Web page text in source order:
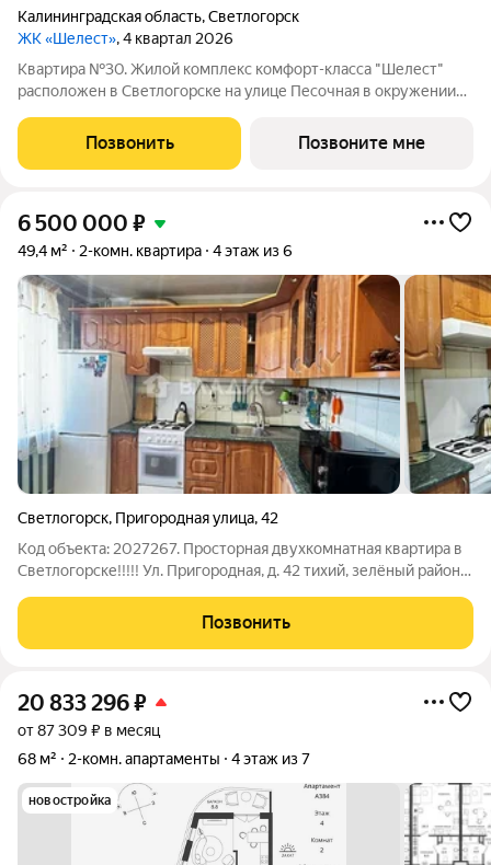
Калининградская область,Светлогорск
ЖК «Шелест», 4 квартал 2026
Квартира №30. Жилой комплекс комфорт-класса "Шелест"
расположен в Светлогорске на улице Песочная в окружении
городской суеты. Дом состоит их пяти секций с переменной
Позвонить Позвоните мне
6 500 000 ₽
49,4 м² 2-комн. квартира 4 этаж из 6
Светлогорск, Пригородная улица,42
Код объекта: 2027267. Просторная двухкомнатная квартира в
Светлогорске!!!!! Ул. Пригородная, д. 42 тихий, зелёный район,
расположена на 4-м этаже ухоженного кирпичного дома 2005
года. Общая
Позвонить
20 833 296₽
от 87 309 ₽ в месяц
68 м²
2-комн. апартаменты 4 этаж из 7
новостройка